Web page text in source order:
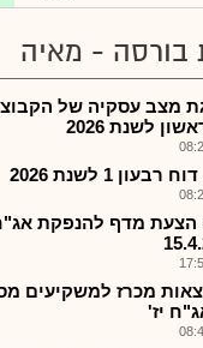
בורסה - מאיה
מצב עסקיה של
לשנת 2026
1 לשנת 2026
הצעת מדף להנפקת
מכרז למשקיעים
יז'